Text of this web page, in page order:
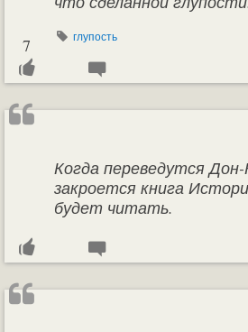
глупость
7
Когда переведутся
закроется книга
будет читать.